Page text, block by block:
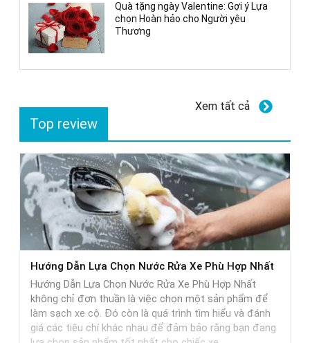
Quà tặng ngày Valentine: Gợi ý Lựa
chọn Hoàn hảo cho Người yêu
Thương
Top review
Xem tất cả
Hướng Dẫn Lựa Chọn Nước Rửa Xe Phù Hợp Nhất
Hướng Dẫn Lựa Chọn Nước Rửa Xe Phù Hợp Nhất
không chỉ đơn thuần là việc chọn một sản phẩm để
làm sạch xe cộ. Đó còn là quá trình tìm hiểu và đánh
giá các tiêu chí khác nhau để đảm bảo rằng bạn đang